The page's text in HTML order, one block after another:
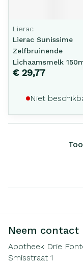
Lierac
Lierac Sunissime
Zelfbruinende
Lichaamsmelk
€ 29,77
Niet
Neem
Apotheek Drie
Smisstraat 1